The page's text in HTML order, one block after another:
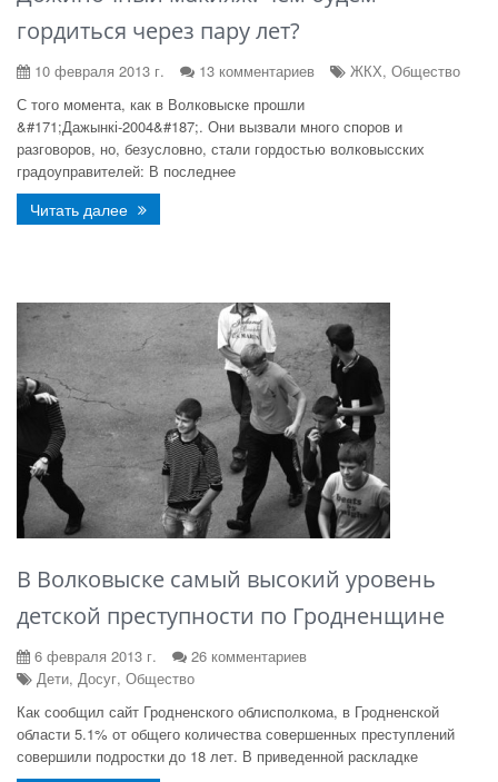
гордиться через пару лет?
10 февраля 2013 г. 13 комментариев
ЖКХ, Общество
С того момента, как в Волковыске прошли
&#171;Дажынкі-2004&#187;. Они вызвали много споров и
разговоров, но, безусловно, стали гордостью волковысских
градоуправителей: В последнее
Читать далее
В Волковыске самый высокий уровень
детской преступности по Гродненщине
6 февраля 2013 г.
26 комментариев
Дети, Досуг, Общество
Как сообщил сайт Гродненского облисполкома, в Гродненской
области 5.1% от общего количества совершенных преступлений
совершили подростки до 18 лет. В приведенной раскладке